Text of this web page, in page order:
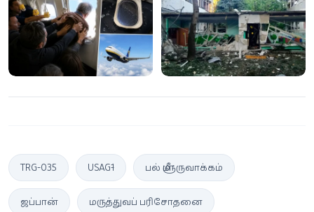
இழுத்த பயணி -
நூலிழையில் உயிர்
தப்பினார்!
மேற்பட்டோர் காயம்
TRG-035 USAG-1 பல் மீளுருவாக்கம்
ஜப்பான் மருத்துவப் பரிசோதனை